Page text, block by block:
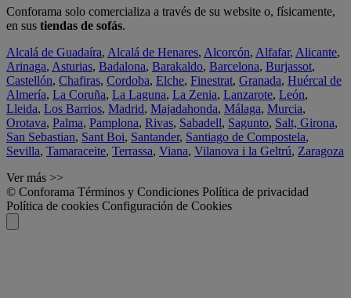
Conforama solo comercializa a través de su website o, físicamente,
en sus tiendas de sofás.
Alcalá de Guadaíra, Alcalá de Henares, Alcorcón, Alfafar, Alicante,
Arinaga, Asturias, Badalona, Barakaldo, Barcelona, Burjassot,
Castellón, Chafiras, Cordoba, Elche, Finestrat, Granada, Huércal de
Almería, La Coruña, La Laguna, La Zenia, Lanzarote, León,
Lleida, Los Barrios, Madrid, Majadahonda, Málaga, Murcia,
Orotava, Palma, Pamplona, Rivas, Sabadell, Sagunto, Salt, Girona,
San Sebastian, Sant Boi, Santander, Santiago de Compostela,
Sevilla, Tamaraceite, Terrassa, Viana, Vilanova i la Geltrú, Zaragoza
Ver más >>
© Conforama Términos y Condiciones Política de privacidad
Política de cookies Configuración de Cookies